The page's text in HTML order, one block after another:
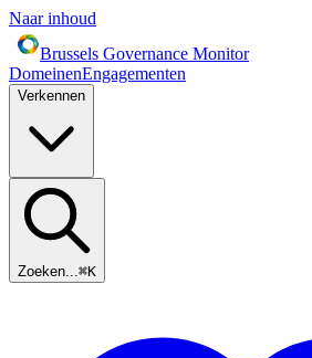
Naar inhoud
Brussels Governance Monitor
DomeinenEngagementen
Verkennen
Zoeken...⌘K